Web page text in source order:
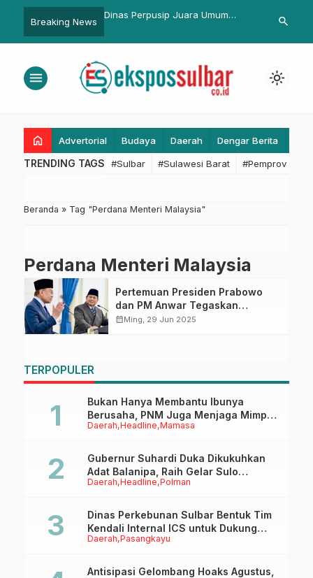
Breaking News
Rutin Lakukan
Hari
Dinas Perpusip Juara Umum
Medali dan Bangun Silaturahmi
Irjen Pol
Kapolda
search
menu light_mode
home Advertorial Budaya Daerah Dengar Berita
TRENDING TAGS #Sulbar #Sulawesi Barat #Pemprov
Beranda » Tag "Perdana Menteri Malaysia"
Perdana Menteri Malaysia
Pertemuan Presiden Prabowo
dan PM Anwar Tegaskan
Dukungan Bersama bagi Solusi
calendar_monthMing, 29 Jun 2025
TERPOPULER
Daerah Headline Mamasa
Bukan Hanya Membantu Ibunya
Berusaha, PNM Juga Menjaga Mimpi
Anaknya Untuk Menggapai Cita-Cita
Daerah Headline Polman
Gubernur Suhardi Duka Dikukuhkan
Adat Balanipa, Raih Gelar Sulo
Tappidena
Daerah Pasangkayu
Dinas Perkebunan Sulbar Bentuk Tim
Kendali Internal ICS untuk Dukung
Sertifikasi ISPO Pekebun di
Antisipasi Gelombang Hoaks Agustus,